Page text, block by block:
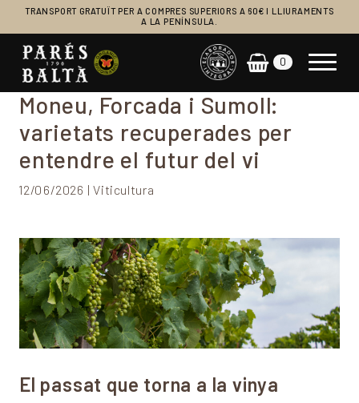
TRANSPORT GRATUÏT PER A COMPRES SUPERIORS A 60€ I LLIURAMENTS
A LA PENÍNSULA.
Navegació principal 0
Moneu, Forcada i Sumoll:
varietats recuperades per
entendre el futur del vi
12/06/2026 | Viticultura
El passat que torna a la vinya